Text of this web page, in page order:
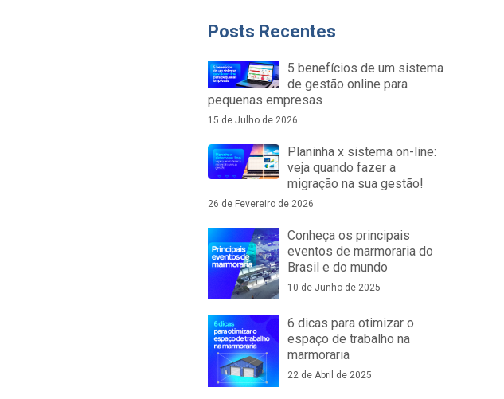
Posts Recentes
5 benefícios de um sistema
de gestão online para
pequenas empresas
15 de Julho de 2026
Planinha x sistema on-line:
veja quando fazer a
migração na sua gestão!
26 de Fevereiro de 2026
Conheça os principais
eventos de marmoraria do
Brasil e do mundo
10 de Junho de 2025
6 dicas para otimizar o
espaço de trabalho na
marmoraria
22 de Abril de 2025